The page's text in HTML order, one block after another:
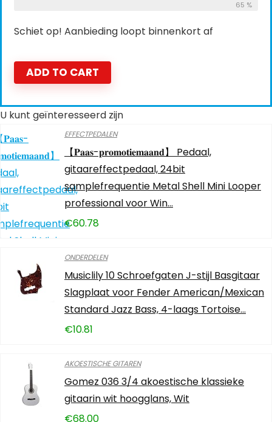
65 %
Schiet op! Aanbieding loopt binnenkort af
ADD TO CART
U kunt geïnteresseerd zijn
EFFECTPEDALEN
【𝐏𝐚𝐚𝐬-𝐩𝐫𝐨𝐦𝐨𝐭𝐢𝐞𝐦𝐚𝐚𝐧𝐝】 Pedaal,
gitaareffectpedaal, 24bit
samplefrequentie Metal Shell Mini Looper
professional voor Win…
€60.78
ONDERDELEN
Musiclily 10 Schroefgaten J-stijl Basgitaar
Slagplaat voor Fender American/Mexican
Standard Jazz Bass, 4-laags Tortoise…
€10.81
AKOESTISCHE GITAREN
Gomez 036 3/4 akoestische klassieke
gitaarin wit hoogglans, Wit
€68.00